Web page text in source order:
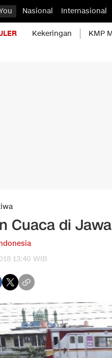
Nasional Internasional
Kekeringan KMP
Cuaca di
13:40 WIB